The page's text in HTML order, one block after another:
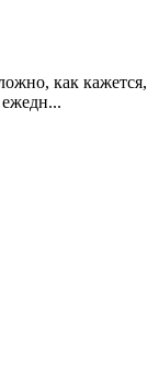
как кажется,